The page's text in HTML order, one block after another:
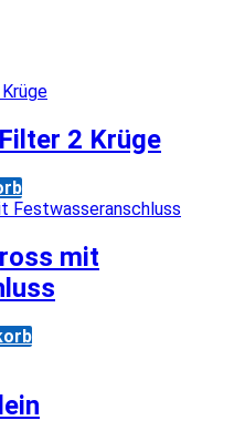
2 Krüge
mit